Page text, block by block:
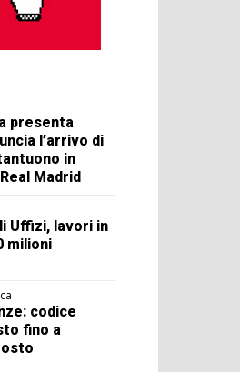
presenta
l’arrivo di
in
Madrid
Uffizi, lavori in
milioni
codice
fino a